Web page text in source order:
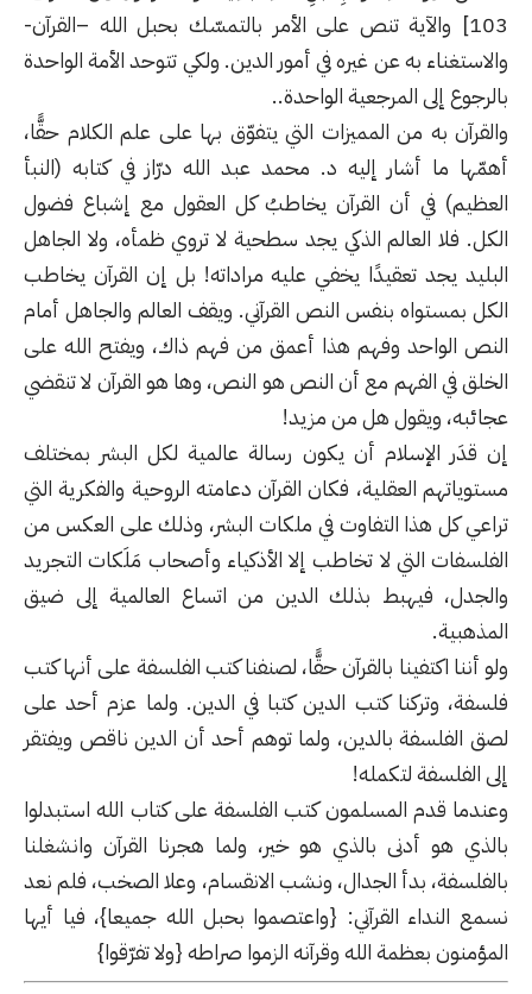
103] والآية تنص على الأمر بالتمسّك بحبل الله –القرآن-
والاستغناء به عن غيره في أمور الدين. ولكي تتوحد الأمة الواحدة
بالرجوع إلى المرجعية الواحدة..
والقرآن به من المميزات التي يتفوّق بها على علم الكلام حقًّا،
أهمّها ما أشار إليه د. محمد عبد الله درّاز في كتابه (النبأ
العظيم) في أن القرآن يخاطبُ كل العقول مع إشباع فضول
الكل. فلا العالم الذكي يجد سطحية لا تروي ظمأه، ولا الجاهل
البليد يجد تعقيدًا يخفي عليه مراداته! بل إن القرآن يخاطب
الكل بمستواه بنفس النص القرآني. ويقف العالم والجاهل أمام
النص الواحد وفهم هذا أعمق من فهم ذاك، ويفتح الله على
الخلق في الفهم مع أن النص هو النص، وها هو القرآن لا تنقضي
عجائبه، ويقول هل من مزيد!
إن قدَر الإسلام أن يكون رسالة عالمية لكل البشر بمختلف
مستوياتهم العقلية، فكان القرآن دعامته الروحية والفكرية التي
تراعي كل هذا التفاوت في ملكات البشر، وذلك على العكس من
الفلسفات التي لا تخاطب إلا الأذكياء وأصحاب مَلَكات التجريد
والجدل، فيهبط بذلك الدين من اتساع العالمية إلى ضيق
المذهبية.
ولو أننا اكتفينا بالقرآن حقًّا، لصنفنا كتب الفلسفة على أنها كتب
فلسفة، وتركنا كتب الدين كتبا في الدين. ولما عزم أحد على
لصق الفلسفة بالدين، ولما توهم أحد أن الدين ناقص ويفتقر
إلى الفلسفة لتكمله!
وعندما قدم المسلمون كتب الفلسفة على كتاب الله استبدلوا
بالذي هو أدنى بالذي هو خير، ولما هجرنا القرآن وانشغلنا
بالفلسفة، بدأ الجدال، ونشب الانقسام، وعلا الصخب، فلم نعد
نسمع النداء القرآني: {واعتصموا بحبل الله جميعا}، فيا أيها
المؤمنون بعظمة الله وقرآنه الزموا صراطه {ولا تفرّقوا}